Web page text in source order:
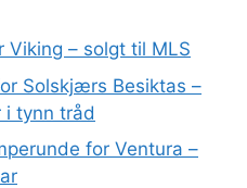
Viking – solgt til MLS
Solskjærs Besiktas –
i tynn tråd
for Ventura –